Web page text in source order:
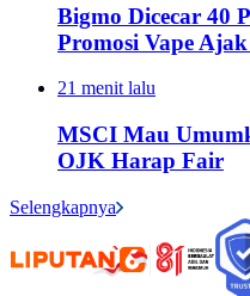
Bigmo Dicecar 40
Promosi Vape
21 menit lalu
MSCI Mau
OJK Harap Fair
Selengkapnya